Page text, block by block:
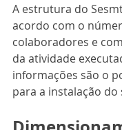
A estrutura do
acordo com o
colaboradores e
da atividade
informações são o
para a instalação do